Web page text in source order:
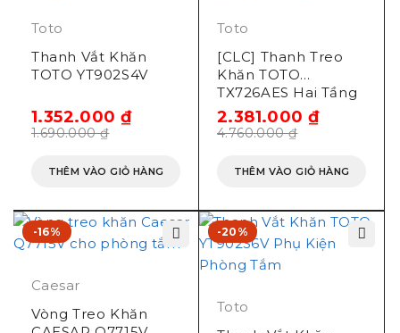
Toto
Thanh Vắt Khăn
TOTO YT902S4V
1.690.000₫
1.352.000₫
THÊM VÀO GIỎ HÀNG
Toto
[CLC] Thanh Treo
Khăn TOTO
TX726AES Hai Tầng
4.760.000₫
2.381.000₫
THÊM VÀO GIỎ HÀNG
-16%
Caesar
Vòng Treo Khăn
-20%
Toto